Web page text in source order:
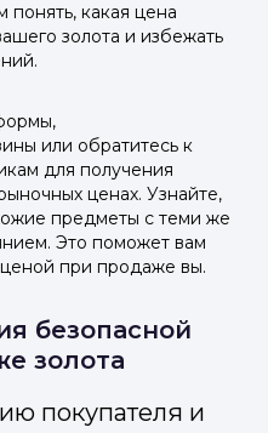
какая цена
золота и избежать
или обратитесь к
для получения
ценах. Узнайте,
предметы с теми же
Это поможет вам
при продаже вы.
безопасной
золота
покупателя и